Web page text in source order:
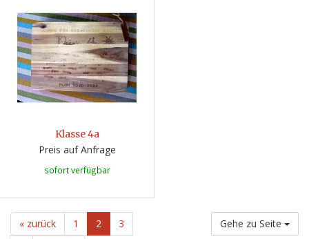
Klasse 4a
Preis auf Anfrage
sofort verfügbar
« zurück 1 2
3
Gehe zu Seite